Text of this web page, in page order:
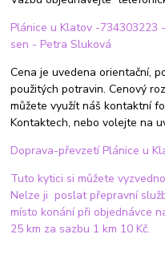
Plánice u Klatov -734303223
sen - Petra Sluková
Cena je uvedena orientační,
použitých potravin. Cenový
můžete využít náš kontaktní
Kontaktech, nebo volejte na
Doprava-převzetí Plánice u
Tuto kytici si můžete
Nelze ji poslat přepravní
místo konání při objednávce
25 km za sazbu 1 km 10 Kč.